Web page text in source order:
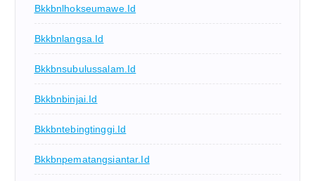
Bkkbnlhokseumawe.id
Bkkbnlangsa.id
Bkkbnsubulussalam.id
Bkkbnbinjai.id
Bkkbntebingtinggi.id
Bkkbnpematangsiantar.id